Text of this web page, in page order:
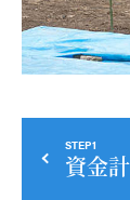
STEP1
資金